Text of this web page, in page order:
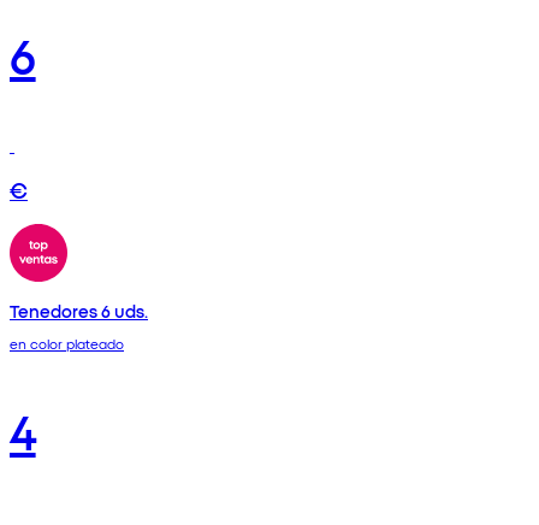
6
€
Tenedores 6 uds.
en color plateado
4